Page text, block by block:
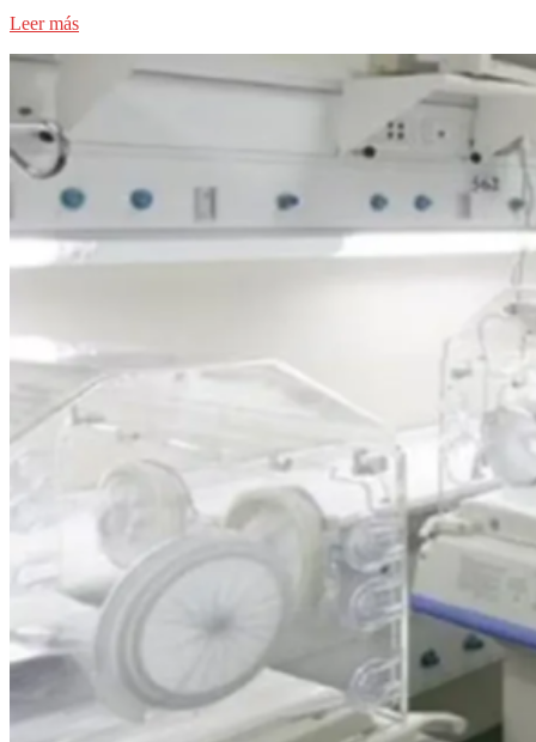
Leer más